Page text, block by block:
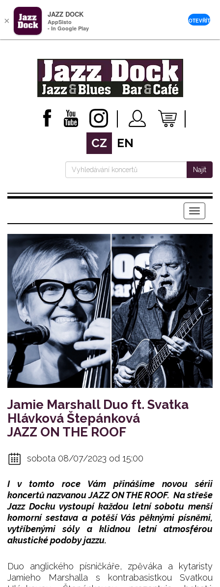
CZ EN
Najít
Menu
Jamie Marshall Duo ft. Svatka
Hlávková Štepánková
JAZZ ON THE ROOF
sobota 08/07/2023 od 15:00
I v tomto roce Vám přinášíme novou sérii
koncertů nazvanou JAZZ ON THE ROOF. Na střeše
Jazz Docku vystoupí každou letní sobotu menší
komorní sestava a potěší Vás pěknými písněmi,
vytříbenými sóly a klidnou letní atmosférou
akustické podoby jazzu.
Duo anglického písničkáře, zpěváka a kytaristy
Jamieho Marshalla s kontrabasistkou Svatkou
×
JAZZ DOCK
AppSisto
- In Google Play
OTEVŘÍT